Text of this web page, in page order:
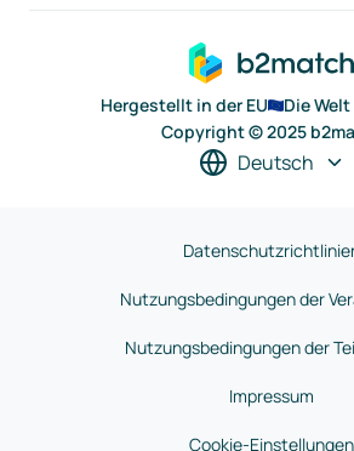
Hergestellt in der EU
Die
Copyright © 2025
Deutsch
Nutzungsbedingungen der
Nutzungsbedingungen der
Impressum
Cookie-Einstellungen